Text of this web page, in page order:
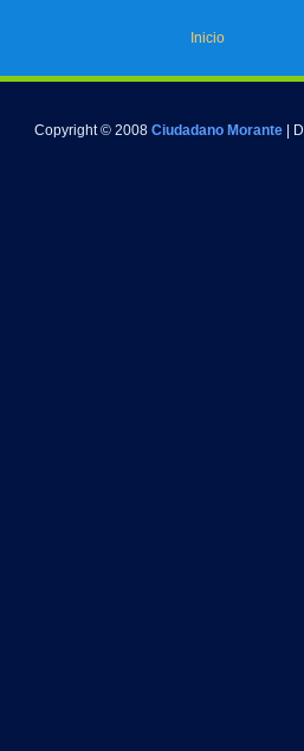
Inicio
Copyright © 2008 Ciudadano Morante |